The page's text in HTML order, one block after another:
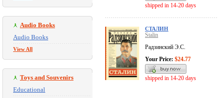
Audio Books
Audio Books
View All
Toys and Souvenirs
Educational
shipped in 14-20 days
СТАЛИН
Stalin
Радзинский Э.С.
Your Price: $24.77
shipped in 14-20 days